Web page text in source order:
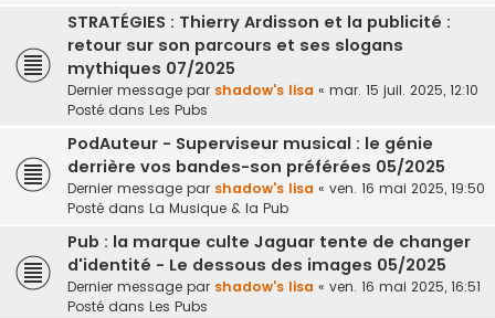
STRATÉGIES : Thierry Ardisson et la publicité :
retour sur son parcours et ses slogans
mythiques 07/2025
Dernier message par shadow's lisa « mar. 15 juil. 2025, 12:10
Posté dans Les Pubs
PodAuteur - Superviseur musical : le génie
derrière vos bandes-son préférées 05/2025
Dernier message par shadow's lisa « ven. 16 mai 2025, 19:50
Posté dans La Musique & la Pub
Pub : la marque culte Jaguar tente de changer
d'identité - Le dessous des images 05/2025
Dernier message par shadow's lisa « ven. 16 mai 2025, 16:51
Posté dans Les Pubs